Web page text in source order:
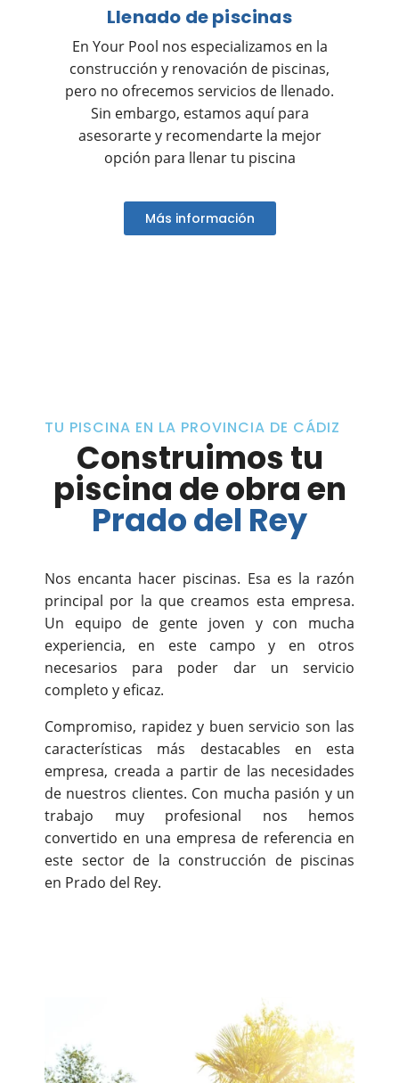
Llenado de piscinas
En Your Pool nos especializamos en la
construcción y renovación de piscinas,
pero no ofrecemos servicios de llenado.
Sin embargo, estamos aquí para
asesorarte y recomendarte la mejor
opción para llenar tu piscina
Más información
TU PISCINA EN LA PROVINCIA DE CÁDIZ
Construimos tu
piscina de obra en
Prado del Rey
Nos encanta hacer piscinas. Esa es la razón
principal por la que creamos esta empresa.
Un equipo de gente joven y con mucha
experiencia, en este campo y en otros
necesarios para poder dar un servicio
completo y eficaz.
Compromiso, rapidez y buen servicio son las
características más destacables en esta
empresa, creada a partir de las necesidades
de nuestros clientes. Con mucha pasión y un
trabajo muy profesional nos hemos
convertido en una empresa de referencia en
este sector de la construcción de piscinas
en Prado del Rey.